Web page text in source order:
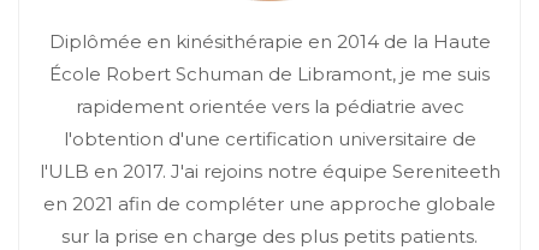
Diplômée en kinésithérapie en 2014 de la Haute
École Robert Schuman de Libramont, je me suis
rapidement orientée vers la pédiatrie avec
l'obtention d'une certification universitaire de
l'ULB en 2017. J'ai rejoins notre équipe Sereniteeth
en 2021 afin de compléter une approche globale
sur la prise en charge des plus petits patients.